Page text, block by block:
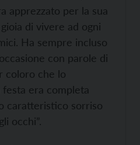
apprezzato per la sua
di vivere ad ogni
Ha sempre incluso
con parole di
coloro che lo
era completa
caratteristico sorriso
occhi”.